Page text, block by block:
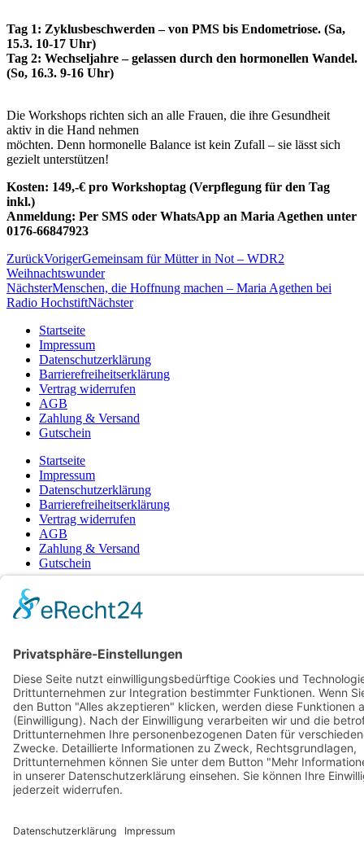
Tag 1: Zyklusbeschwerden – von PMS bis Endometriose. (Sa,
15.3. 10-17 Uhr)
Tag 2: Wechseljahre – gelassen durch den hormonellen Wandel.
(So, 16.3. 9-16 Uhr)
Die Workshops richten sich an alle Frauen, die ihre Gesundheit
aktiv in die Hand nehmen
möchten. Denn hormonelle Balance ist kein Zufall – sie lässt sich
gezielt unterstützen!
Kosten: 149,-€ pro Workshoptag (Verpflegung für den Tag
inkl.)
Anmeldung: Per SMS oder WhatsApp an Maria Agethen unter
0176-66847923
ZurückVorigerGemeinsam für Mütter in Not – WDR2
Weihnachtswunder
NächsterMenschen, die Hoffnung machen – Maria Agethen bei
Radio HochstiftNächster
Startseite
Impressum
Datenschutzerklärung
Barrierefreiheitserklärung
Vertrag widerrufen
AGB
Zahlung & Versand
Gutschein
Startseite
Impressum
Datenschutzerklärung
Barrierefreiheitserklärung
Vertrag widerrufen
AGB
Zahlung & Versand
Gutschein
© 2026